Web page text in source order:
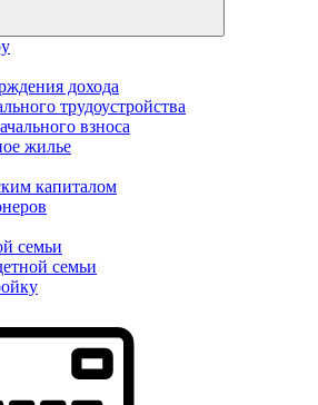
дохода
трудоустройства
взноса
жилье
капиталом
семьи
семьи